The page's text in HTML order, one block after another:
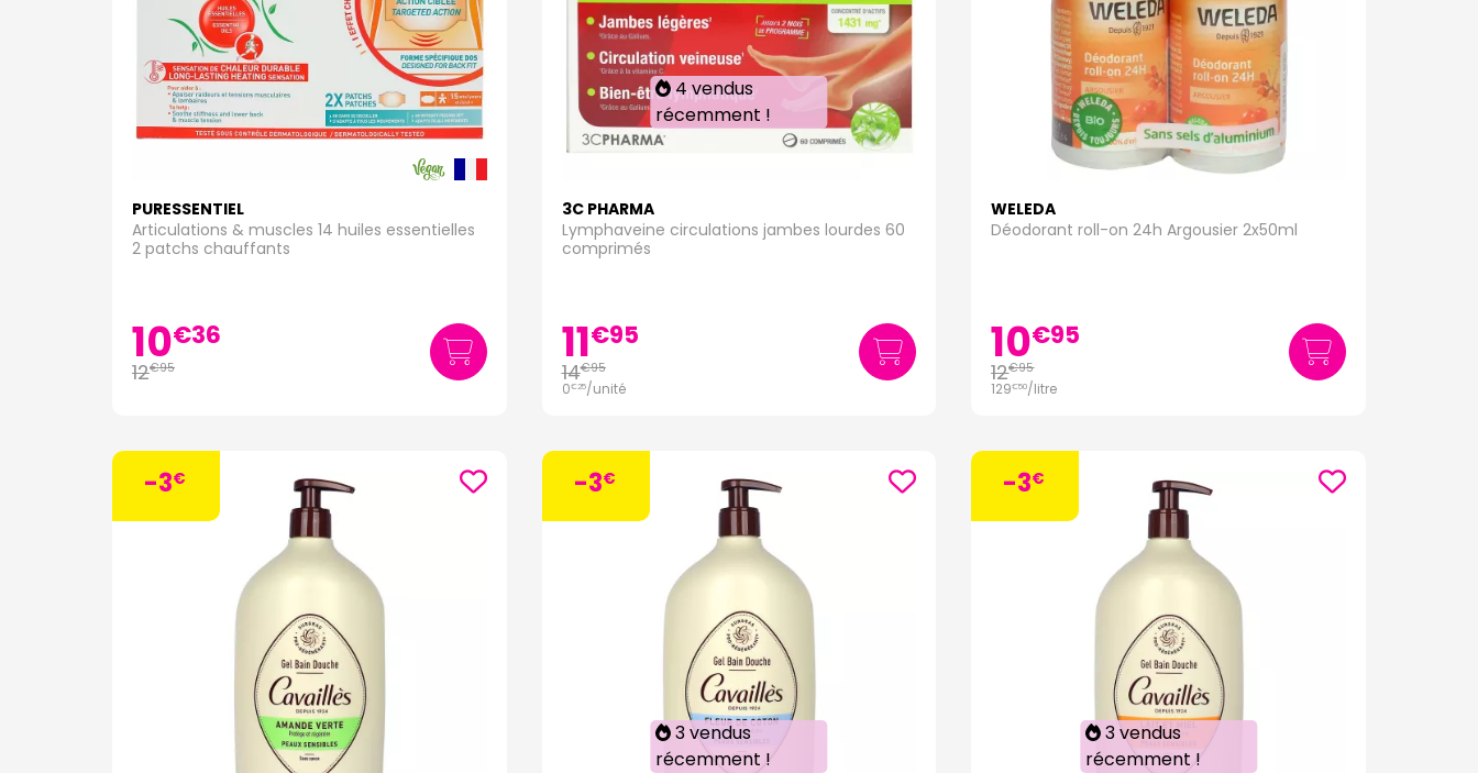
PURESSENTIEL
Articulations & muscles 14 huiles essentielles
2 patchs chauffants
10€36
12€95
4 vendus
récemment !
3C PHARMA
Lymphaveine circulations jambes lourdes 60
comprimés
11€95
14€95
0€25/unité
WELEDA
Déodorant roll-on 24h Argousier 2x50ml
10€95
12€95
129€50/litre
-3€ -3€
3 vendus
récemment !
-3€
3 vendus
récemment !